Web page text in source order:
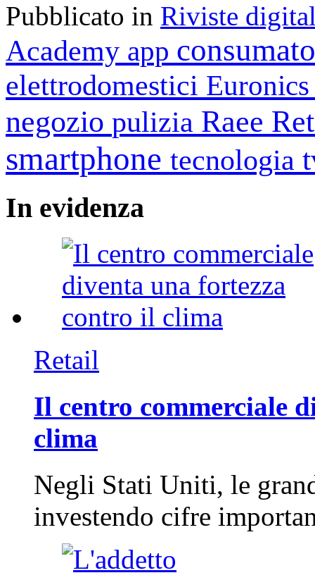
Pubblicato in Riviste
Academy app
elettrodomestici
negozio pulizia Raee
smartphone tecnologia
In evidenza
Retail
Il centro commerciale
clima
Negli Stati Uniti, le
investendo cifre